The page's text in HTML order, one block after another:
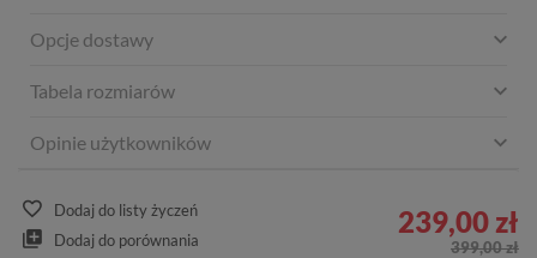
Opcje dostawy
Tabela rozmiarów
Opinie użytkowników
Dodaj do listy życzeń
Dodaj do porównania
239,00 zł
399,00 zł